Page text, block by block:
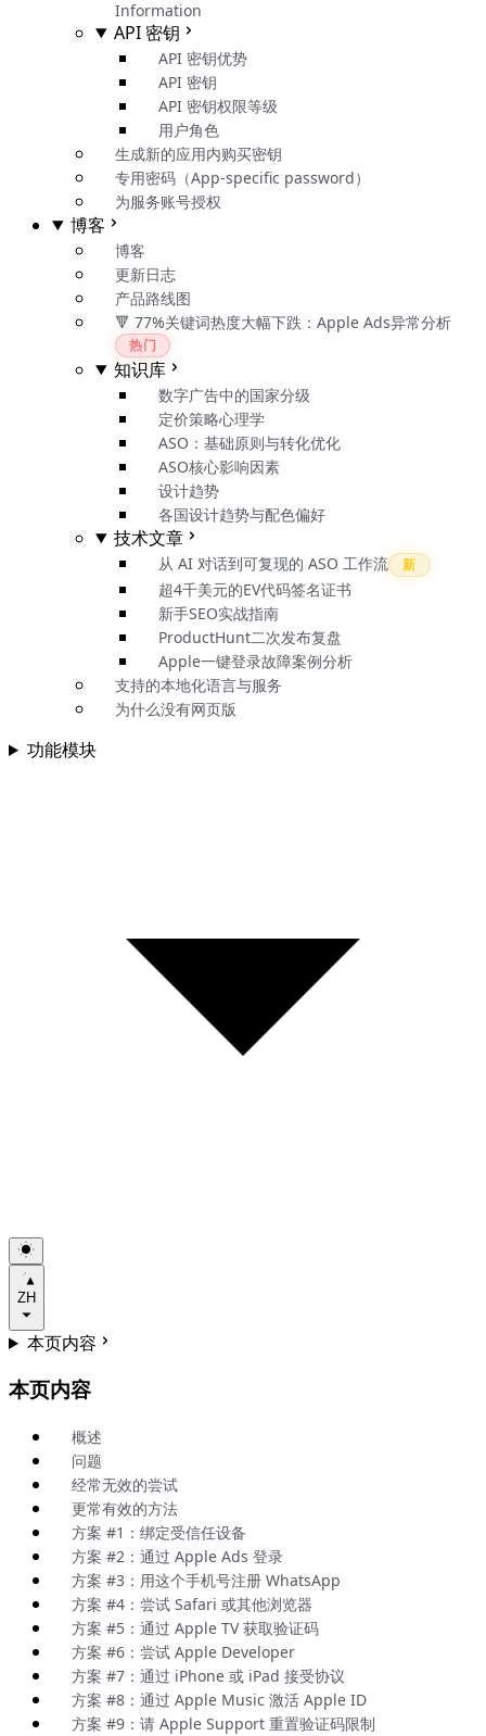
Information
API 密钥
API 密钥优势
API 密钥
API 密钥权限等级
用户角色
生成新的应用内购买密钥
专用密码（App-specific password）
为服务账号授权
博客
博客
更新日志
产品路线图
🔻 77%关键词热度大幅下跌：Apple Ads异常分析
热门
知识库
数字广告中的国家分级
定价策略心理学
ASO：基础原则与转化优化
ASO核心影响因素
设计趋势
各国设计趋势与配色偏好
技术文章
从 AI 对话到可复现的 ASO 工作流 新
超4千美元的EV代码签名证书
新手SEO实战指南
ProductHunt二次发布复盘
Apple一键登录故障案例分析
支持的本地化语言与服务
为什么没有网页版
功能模块
ZH
本页内容
本页内容
概述
问题
经常无效的尝试
更常有效的方法
方案 #1：绑定受信任设备
方案 #2：通过 Apple Ads 登录
方案 #3：用这个手机号注册 WhatsApp
方案 #4：尝试 Safari 或其他浏览器
方案 #5：通过 Apple TV 获取验证码
方案 #6：尝试 Apple Developer
方案 #7：通过 iPhone 或 iPad 接受协议
方案 #8：通过 Apple Music 激活 Apple ID
方案 #9：请 Apple Support 重置验证码限制